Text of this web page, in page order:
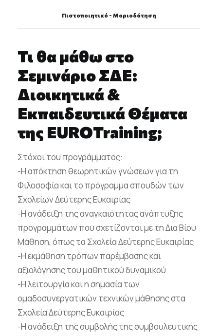
Πιστοποιητικό - Μοριοδότηση
Τι θα μάθω στο
Σεμινάριο ΣΔΕ:
Διοικητικά &
Εκπαιδευτικά Θέματα
της EUROTraining;
Στόχοι του προγράμματος:
-Η απόκτηση θεωρητικών γνώσεων για τη
Φιλοσοφία και το πρόγραμμα σπουδών των
Σχολείων Δεύτερης Ευκαιρίας
-Η ανάδειξη της αναγκαιότητας ανάπτυξης
προγραμμάτων που σχετίζονται με τη Δια Βίου
Μάθηση, όπως τα Σχολεία Δεύτερης Ευκαιρίας
-Η εκμάθηση τρόπων παρέμβασης και
αξιολόγησης του μαθητικού δυναμικού
-Η λειτουργία και η σημασία των
ομαδοσυνεργατικών τεχνικών μάθησης στα
Σχολεία Δεύτερης Ευκαιρίας
-Η ανάδειξη της συμβολής της συμβουλευτικής